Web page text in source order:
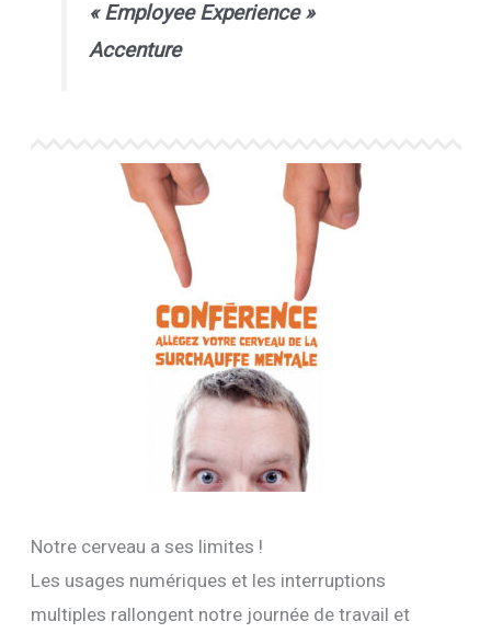
« Employee Experience »
Accenture
Notre cerveau a ses limites !
Les usages numériques et les interruptions
multiples rallongent notre journée de travail et